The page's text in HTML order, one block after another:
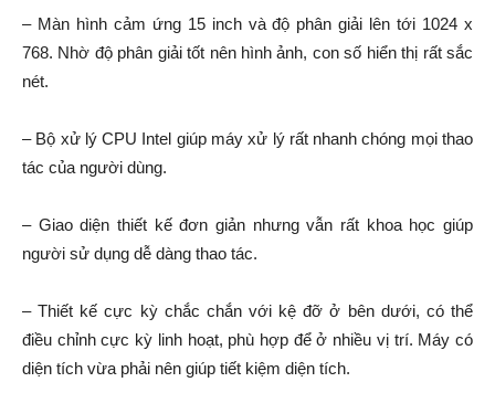
– Màn hình cảm ứng 15 inch và độ phân giải lên tới 1024 x
768. Nhờ độ phân giải tốt nên hình ảnh, con số hiển thị rất sắc
nét.
– Bộ xử lý CPU Intel giúp máy xử lý rất nhanh chóng mọi thao
tác của người dùng.
– Giao diện thiết kế đơn giản nhưng vẫn rất khoa học giúp
người sử dụng dễ dàng thao tác.
– Thiết kế cực kỳ chắc chắn với kệ đỡ ở bên dưới, có thể
điều chỉnh cực kỳ linh hoạt, phù hợp để ở nhiều vị trí. Máy có
diện tích vừa phải nên giúp tiết kiệm diện tích.